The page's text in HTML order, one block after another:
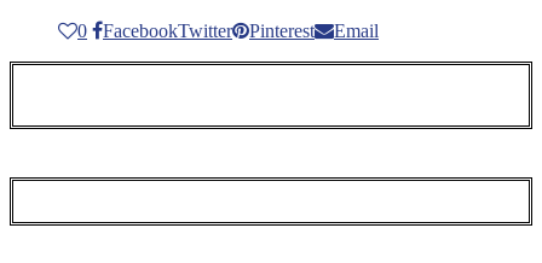
0 FacebookTwitter Pinterest Email